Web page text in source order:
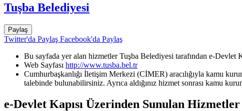
Tuşba Belediyesi
Paylaş
Twitter'da Paylaş Facebook'da Paylaş
Bu sayfada yer alan hizmetler Tuşba Belediyesi tarafından e-Devlet
Web Sayfası http://www.tusba.bel.tr
Cumhurbaşkanlığı İletişim Merkezi (CİMER) aracılığıyla kamu
talebinde bulunabilirsiniz. Ayrıca aldığınız hizmet sonrası kamu
e-Devlet Kapısı Üzerinden Sunulan Hizmetler